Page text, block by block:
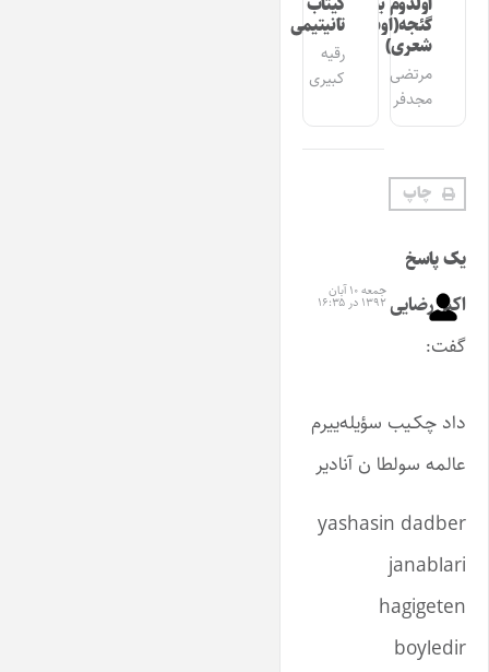
گئجه(اوشاق
شعری)
مرتضی
مجدفر
تانیتیمی
رقیه
کبیری
چاپ
یک پاسخ
اکبر رضایی
گفت:
جمعه ۱۰ آبان
۱۳۹۲ در ۱۶:۳۵
داد چکـیب سؤیله‌ییرم
عالمه سولطا ن آنادیر
yashasin dadber
janablari
hagigeten
boyledir